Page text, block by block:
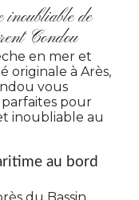
inoubliable de
Condou
en mer et
originale à Arès,
vous
pour
inoubliable au
au bord